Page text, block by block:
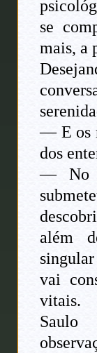
se
mais, a
— E os
dos
— No
além
vai
vitais.